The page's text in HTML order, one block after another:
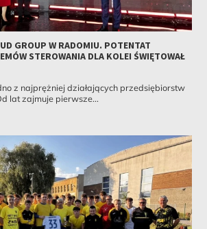
GROUP W RADOMIU. POTENTAT
STEROWANIA DLA KOLEI ŚWIĘTOWAŁ
z najprężniej działających przedsiębiorstw
lat zajmuje pierwsze...